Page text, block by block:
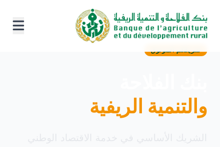
والتنمية الريفية